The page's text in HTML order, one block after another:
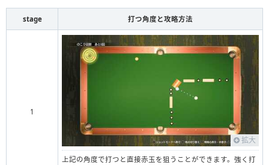
stage 打つ角度と攻略方法
1
拡大
上記の角度で打つと直接赤玉を狙うことができます。強く打